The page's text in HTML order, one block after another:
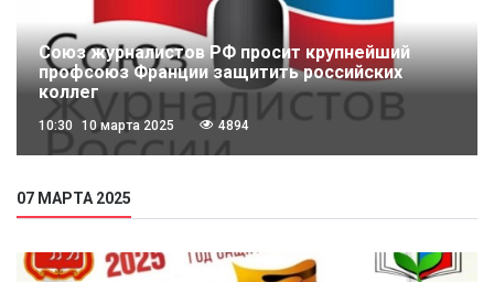
Союз журналистов РФ просит крупнейший
профсоюз Франции защитить российских
коллег
10:30 10 марта 2025 4894
07 МАРТА 2025